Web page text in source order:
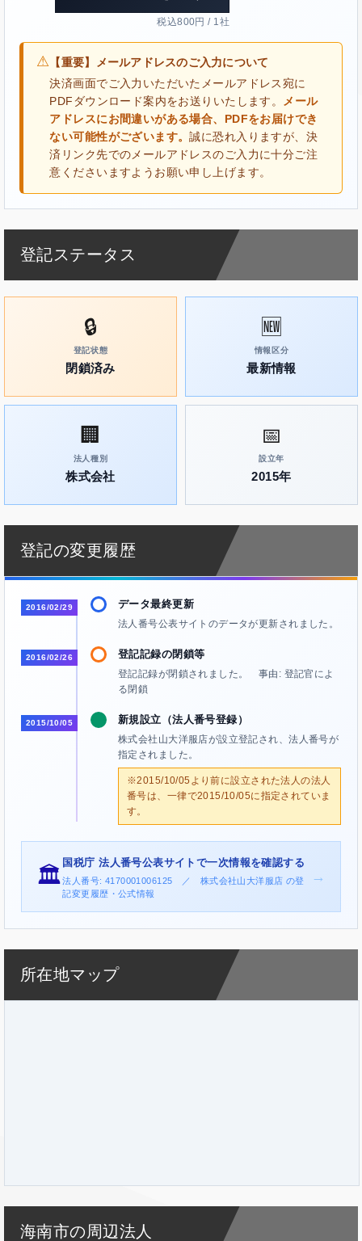
税込800円 / 1社
⚠ 【重要】メールアドレスのご入力について
決済画面でご入力いただいたメールアドレス宛に
PDFダウンロード案内をお送りいたします。
メール
アドレスにお間違いがある場合、PDFをお届けでき
ない可能性がございます。誠に恐れ入りますが、決
済リンク先でのメールアドレスのご入力に十分ご注
意くださいますようお願い申し上げます。
登記ステータス
🔒
登記状態
閉鎖済み
🆕
情報区分
最新情報
🏢
法人種別
株式会社
📅
設立年
2015年
登記の変更履歴
2016/02/29 データ最終更新
法人番号公表サイトのデータが更新されました。
2016/02/26 登記記録の閉鎖等
登記記録が閉鎖されました。 事由: 登記官によ
る閉鎖
2015/10/05 新規設立（法人番号登録）
株式会社山大洋服店が設立登記され、法人番号が
指定されました。
※2015/10/05より前に設立された法人の法人
番号は、一律で2015/10/05に指定されていま
す。
🏛️
国税庁 法人番号公表サイトで一次情報を確認する
法人番号: 4170001006125 ／ 株式会社山大洋服店 の登
記変更履歴・公式情報
→
所在地マップ
海南市の周辺法人